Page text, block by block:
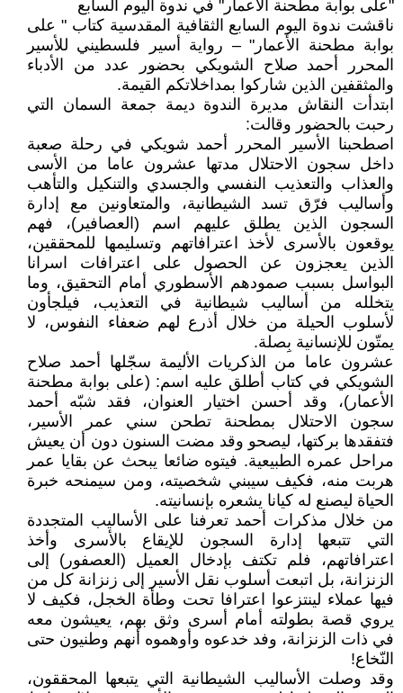
"على بوابة مطحنة الأعمار" في ندوة اليوم السابع
ناقشت ندوة اليوم السابع الثقافية المقدسية كتاب " على
بوابة مطحنة الأعمار" – رواية أسير فلسطيني للأسير
المحرر أحمد صلاح الشويكي بحضور عدد من الأدباء
والمثقفين الذين شاركوا بمداخلاتكم القيمة.
ابتدأت النقاش مديرة الندوة ديمة جمعة السمان التي
رحبت بالحضور وقالت:
اصطحبنا الأسير المحرر أحمد شويكي في رحلة صعبة
داخل سجون الاحتلال مدتها عشرون عاما من الأسى
والعذاب والتعذيب النفسي والجسدي والتنكيل والتأهب
وأساليب فرّق تسد الشيطانية، والمتعاونين مع إدارة
السجون الذين يطلق عليهم اسم (العصافير)، فهم
يوقعون بالأسرى لأخذ اعترافاتهم وتسليمها للمحققين،
الذين يعجزون عن الحصول على اعترافات اسرانا
البواسل بسبب صمودهم الأسطوري أمام التحقيق، وما
يتخلله من أساليب شيطانية في التعذيب، فيلجأون
لأسلوب الحيلة من خلال أذرع لهم ضعفاء النفوس، لا
يمتّون للإنسانية بِصلة.
عشرون عاما من الذكريات الأليمة سجّلها أحمد صلاح
الشويكي في كتاب أطلق عليه اسم: (على بوابة مطحنة
الأعمار)، وقد أحسن اختيار العنوان، فقد شبّه أحمد
سجون الاحتلال بمطحنة تطحن سني عمر الأسير،
فتفقدها بركتها، ليصحو وقد مضت السنون دون أن يعيش
مراحل عمره الطبيعية. فيتوه ضائعا يبحث عن بقايا عمر
هربت منه، فكيف سيبني شخصيته، ومن سيمنحه خبرة
الحياة ليصنع له كيانا يشعره بإنسانيته.
من خلال مذكرات أحمد تعرفنا على الأساليب المتجددة
التي تتبعها إدارة السجون للإيقاع بالأسرى وأخذ
اعترافاتهم، فلم تكتف بإدخال العميل (العصفور) إلى
الزنزانة، بل اتبعت أسلوب نقل الأسير إلى زنزانة كل من
فيها عملاء لينتزعوا اعترافا تحت وطأة الخجل، فكيف لا
يروي قصة بطولته أمام أسرى وثق بهم، يعيشون معه
في ذات الزنزانة، وفد خدعوه وأوهموه أنهم وطنيون حتى
النّخاع!
وقد وصلت الأساليب الشيطانية التي يتبعها المحققون،